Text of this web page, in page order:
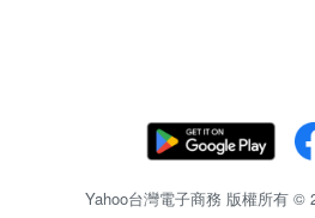
Yahoo台灣電子商務 版權所有 ©